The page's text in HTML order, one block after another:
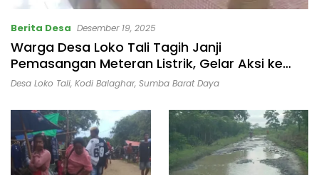
Berita Desa Desember 19, 2025
Warga Desa Loko Tali Tagih Janji
Pemasangan Meteran Listrik, Gelar Aksi ke
Kantor Camat Kodi Balaghar
Desa Loko Tali, Kodi Balaghar, Sumba Barat Daya